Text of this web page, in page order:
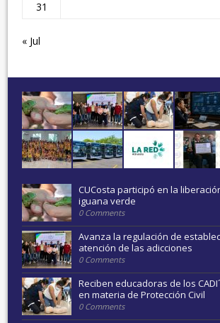
31
« Jul
CUCosta participó en la
iguana verde
0 Comments
Avanza la regulación de
atención de las adicciones
0 Comments
Reciben educadoras de los
en materia de Protección Civil
0 Comments